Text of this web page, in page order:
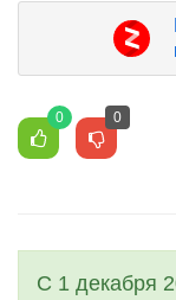
0 0
С 1 декабря